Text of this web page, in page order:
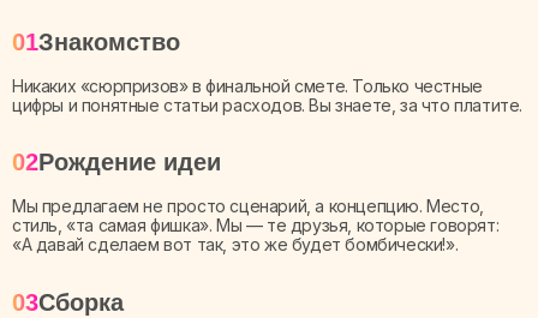
01Знакомство
Никаких «сюрпризов» в финальной смете. Только честные
цифры и понятные статьи расходов. Вы знаете, за что платите.
02Рождение идеи
Мы предлагаем не просто сценарий, а концепцию. Место,
стиль, «та самая фишка». Мы — те друзья, которые говорят:
«А давай сделаем вот так, это же будет бомбически!».
03Сборка